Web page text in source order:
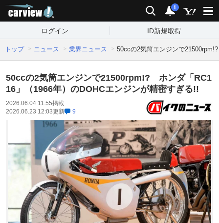
検索 通知
i
ログイン ID新規取得
トップ ニュース 業界ニュース 50ccの2気筒エンジンで
50ccの2気筒エンジンで21500rpm!? ホンダ「RC1
16」（1966年）のDOHCエンジンが精密すぎる!!
2026.06.04 11:55掲載
2026.06.23 12:03更新 9